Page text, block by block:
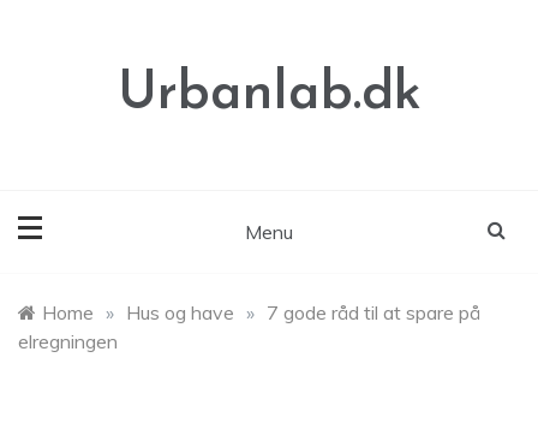
Urbanlab.dk
Menu
Home » Hus og have » 7 gode råd til at spare på
elregningen